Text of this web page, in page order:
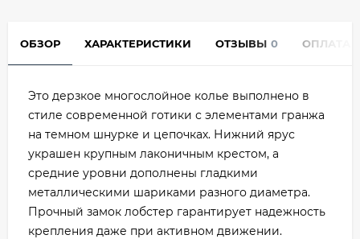
ОБЗОР ХАРАКТЕРИСТИКИ ОТЗЫВЫ 0 ОПЛАТА
Это дерзкое многослойное колье выполнено в
стиле современной готики с элементами гранжа
на темном шнурке и цепочках. Нижний ярус
украшен крупным лаконичным крестом, а
средние уровни дополнены гладкими
металлическими шариками разного диаметра.
Прочный замок лобстер гарантирует надежность
крепления даже при активном движении.